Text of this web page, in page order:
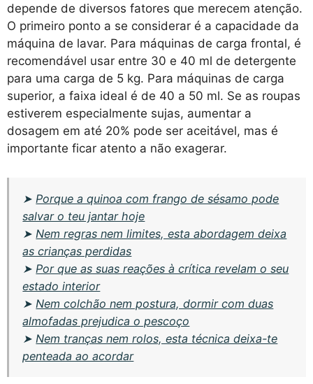
depende de diversos fatores que merecem atenção.
O primeiro ponto a se considerar é a capacidade da
máquina de lavar. Para máquinas de carga frontal, é
recomendável usar entre 30 e 40 ml de detergente
para uma carga de 5 kg. Para máquinas de carga
superior, a faixa ideal é de 40 a 50 ml. Se as roupas
estiverem especialmente sujas, aumentar a
dosagem em até 20% pode ser aceitável, mas é
importante ficar atento a não exagerar.
➤ Porque a quinoa com frango de sésamo pode
salvar o teu jantar hoje
➤ Nem regras nem limites, esta abordagem deixa
as crianças perdidas
➤ Por que as suas reações à crítica revelam o seu
estado interior
➤ Nem colchão nem postura, dormir com duas
almofadas prejudica o pescoço
➤ Nem tranças nem rolos, esta técnica deixa-te
penteada ao acordar